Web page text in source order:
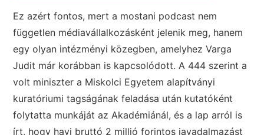
Ez azért fontos, mert a mostani podcast nem
független médiavállalkozásként jelenik meg, hanem
egy olyan intézményi közegben, amelyhez Varga
Judit már korábban is kapcsolódott. A 444 szerint a
volt miniszter a Miskolci Egyetem alapítványi
kuratóriumi tagságának feladása után kutatóként
folytatta munkáját az Akadémiánál, és a lap arról is
írt, hogy havi bruttó 2 millió forintos javadalmazást